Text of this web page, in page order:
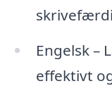
Engelsk –
effektivt